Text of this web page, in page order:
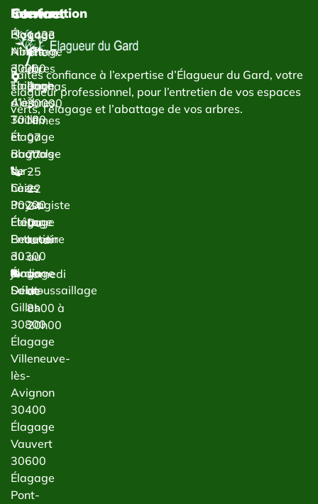
Faites confiance à l’expertise d’Élagueur du Gard, votre
élagueur professionnel, pour l’entretien de vos espaces
verts, l’élagage et l’abattage de vos arbres.
Services
Élagage
Abattage
d’arbres
Taillage
d’arbres
Taille
et
abattage
de
haies
Paysagiste
Étêtage
Entretien
du
jardin
Débroussaillage
Intervention
Élagage
Nîmes
30000
Élagage
Alès
30100
Élagage
Bagnols-
sur-
Cèze
30200
Élagage
Beaucaire
30300
Élagage
Saint-
Gilles
30800
Élagage
Villeneuve-
lès-
Avignon
30400
Élagage
Vauvert
30600
Élagage
Pont-
Contact
1433
Chem.
du
Bachas
30000
Nîmes
07
77
25
22
24
Du
lundi
au
samedi
de
8h00 à
20h00